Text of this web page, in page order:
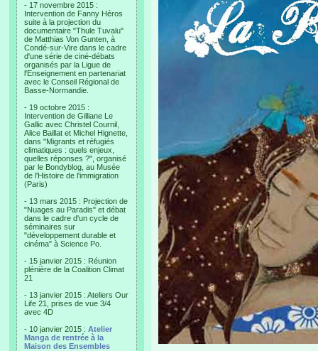
- 17 novembre 2015 :
Intervention de Fanny Héros
suite à la projection du
documentaire "Thule Tuvalu"
de Matthias Von Gunten, à
Condé-sur-Vire dans le cadre
d'une série de ciné-débats
organisés par la Ligue de
l'Enseignement en partenariat
avec le Conseil Régional de
Basse-Normandie.
- 19 octobre 2015 :
Intervention de Gilliane Le
Gallic avec Christel Cournil,
Alice Baillat et Michel Hignette,
dans "Migrants et réfugiés
climatiques : quels enjeux,
quelles réponses ?", organisé
par le Bondyblog, au Musée
de l'Histoire de l'immigration
(Paris)
- 13 mars 2015 : Projection de
"Nuages au Paradis" et débat
dans le cadre d'un cycle de
séminaires sur
"développement durable et
cinéma" à Science Po.
- 15 janvier 2015 : Réunion
plénière de la Coalition Climat
21
- 13 janvier 2015 : Ateliers Our
Life 21, prises de vue 3/4
avec 4D
- 10 janvier 2015 : Atelier
Manga de rentrée à la
Maison des Ensembles